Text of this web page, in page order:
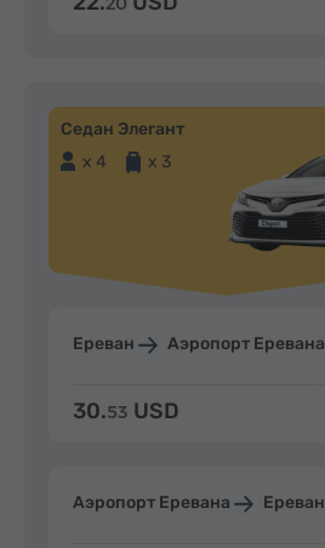
Седан Элегант
x 4
x 3
Ереван Аэропорт Еревана
30.53 USD
Аэропорт Еревана Ереван